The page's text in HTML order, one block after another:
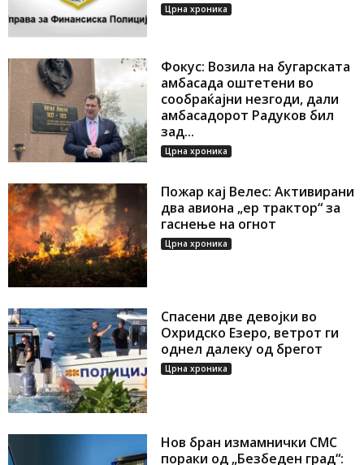
Црна хроника
Фокус: Возила на бугарската
амбасада оштетени во
сообраќајни незгоди, дали
амбасадорот Радуков бил
зад...
Црна хроника
Пожар кај Велес: Активирани
два авиона „ер трактор“ за
гаснење на огнот
Црна хроника
Спасени две девојки во
Охридско Езеро, ветрот ги
однел далеку од брегот
Црна хроника
Нов бран измамнички СМС
пораки од „Безбеден град“: